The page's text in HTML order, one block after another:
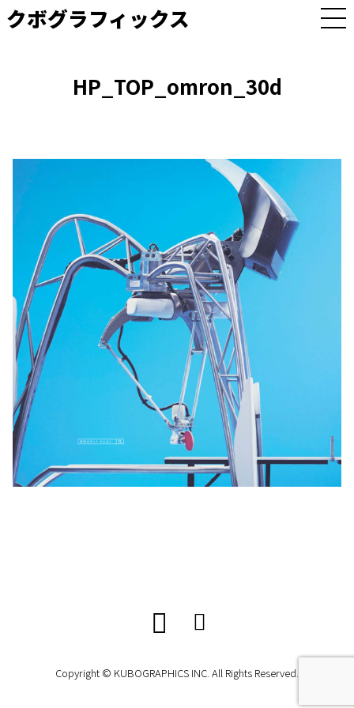
クボグラフィックス
M
E
HP_TOP_omron_30d
Copyright © KUBOGRAPHICS INC. All Rights Reserved.